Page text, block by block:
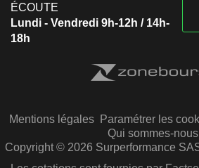
ÉCOUTE
Lundi - Vendredi 9h-12h / 14h-
18h
Mentions légales Paramétrer les
Qui sommes-
Copyright © 2026 Surperformance